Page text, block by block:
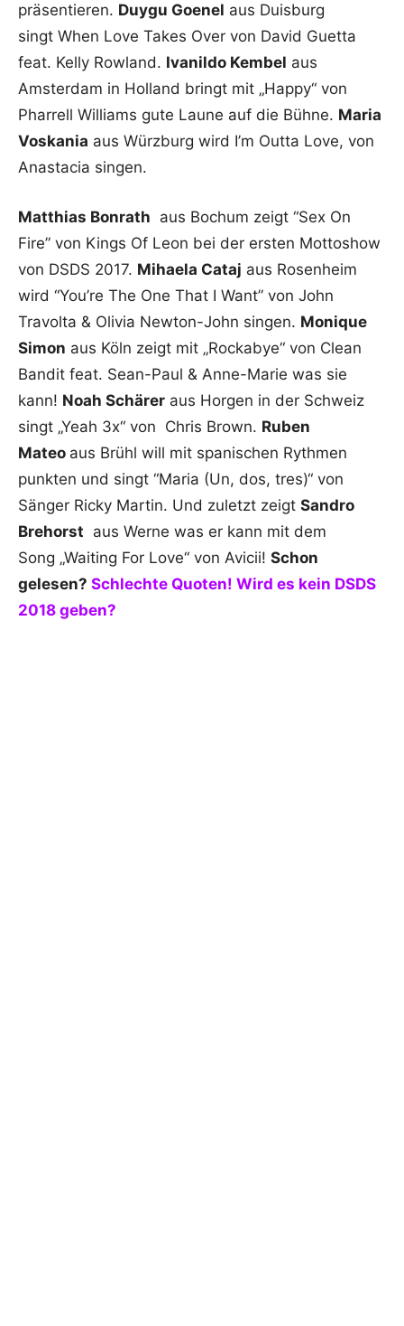
präsentieren. Duygu Goenel aus Duisburg
singt When Love Takes Over von David Guetta
feat. Kelly Rowland. Ivanildo Kembel aus
Amsterdam in Holland bringt mit „Happy“ von
Pharrell Williams gute Laune auf die Bühne. Maria
Voskania aus Würzburg wird I’m Outta Love, von
Anastacia singen.
Matthias Bonrath aus Bochum zeigt “Sex On
Fire” von Kings Of Leon bei der ersten Mottoshow
von DSDS 2017. Mihaela Cataj aus Rosenheim
wird “You’re The One That I Want” von John
Travolta & Olivia Newton-John singen. Monique
Simon aus Köln zeigt mit „Rockabye“ von Clean
Bandit feat. Sean-Paul & Anne-Marie was sie
kann! Noah Schärer aus Horgen in der Schweiz
singt „Yeah 3x“ von Chris Brown. Ruben
Mateo aus Brühl will mit spanischen Rythmen
punkten und singt “Maria (Un, dos, tres)“ von
Sänger Ricky Martin. Und zuletzt zeigt Sandro
Brehorst aus Werne was er kann mit dem
Song „Waiting For Love“ von Avicii! Schon
gelesen? Schlechte Quoten! Wird es kein DSDS
2018 geben?